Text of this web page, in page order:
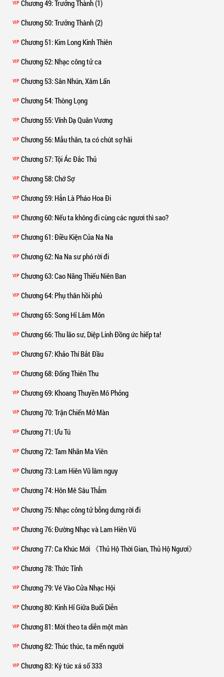
VIP Chương 49: Trưởng Thành (1)
VIP Chương 50: Trưởng Thành (2)
VIP Chương 51: Kim Long Kinh Thiên
VIP Chương 52: Nhạc công tử ca
VIP Chương 53: Sân Nhún, Xâm Lấn
VIP Chương 54: Thòng Lọng
VIP Chương 55: Vĩnh Dạ Quân Vương
VIP Chương 56: Mẫu thân, ta có chút sợ hãi
VIP Chương 57: Tội Ác Đắc Thủ
VIP Chương 58: Chớ Sợ
VIP Chương 59: Hẳn Là Pháo Hoa Đi
VIP Chương 60: Nếu ta không đi cùng các ngươi thì sao?
VIP Chương 61: Điều Kiện Của Na Na
VIP Chương 62: Na Na sư phó rời đi
VIP Chương 63: Cao Năng Thiếu Niên Ban
VIP Chương 64: Phụ thân hồi phủ
VIP Chương 65: Song Hỉ Lâm Môn
VIP Chương 66: Thu lão sư, Diệp Linh Đồng ức hiếp ta!
VIP Chương 67: Khảo Thí Bắt Đầu
VIP Chương 68: Đống Thiên Thu
VIP Chương 69: Khoang Thuyền Mô Phỏng
VIP Chương 70: Trận Chiến Mở Màn
VIP Chương 71: Ưu Tú
VIP Chương 72: Tam Nhãn Ma Viên
VIP Chương 73: Lam Hiên Vũ lâm nguy
VIP Chương 74: Hôn Mê Sâu Thẳm
VIP Chương 75: Nhạc công tử bỗng dưng rời đi
VIP Chương 76: Đường Nhạc và Lam Hiên Vũ
VIP Chương 77: Ca Khúc Mới 《Thủ Hộ Thời Gian, Thủ Hộ Ngươi》
VIP Chương 78: Thức Tỉnh
VIP Chương 79: Vé Vào Cửa Nhạc Hội
VIP Chương 80: Kinh Hỉ Giữa Buổi Diễn
VIP Chương 81: Mời theo ta diễn một màn
VIP Chương 82: Thúc thúc, ta mến người
VIP Chương 83: Ký túc xá số 333